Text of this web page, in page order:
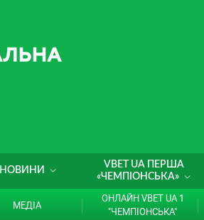
НОВИНИ
VBET UA ПЕРША
«ЧЕМПІОНСЬКА»
МЕДІА
ОНЛАЙН VBET UA 1
"ЧЕМПІОНСЬКА"